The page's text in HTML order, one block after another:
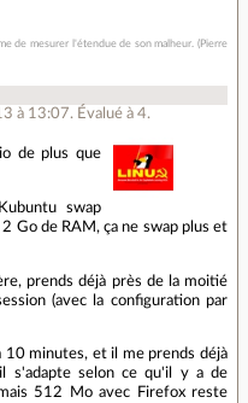
de mesurer l'étendue de son malheur. (Pierre
à 13:07. Évalué à4.
de plus que
swap
Go de RAM, ça ne swap plus et
prends déjà près de la moitié
(avec la configuration par
10 minutes, et il me prends déjà
s'adapte selon ce qu'il y a de
512 Mo avec Firefox reste